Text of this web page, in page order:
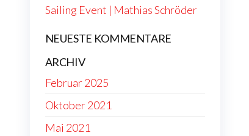
Sailing Event | Mathias Schröder
NEUESTE KOMMENTARE
ARCHIV
Februar 2025
Oktober 2021
Mai 2021